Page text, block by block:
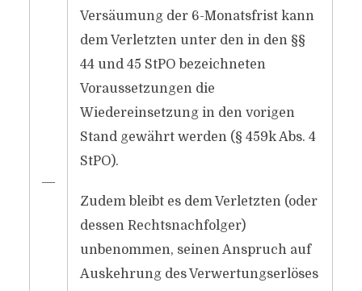
―
Versäumung der 6-Monatsfrist kann
dem Verletzten unter den in den §§
44 und 45 StPO bezeichneten
Voraussetzungen die
Wiedereinsetzung in den vorigen
Stand gewährt werden (§ 459k Abs. 4
StPO).
Zudem bleibt es dem Verletzten (oder
dessen Rechtsnachfolger)
unbenommen, seinen Anspruch auf
Auskehrung des Verwertungserlöses